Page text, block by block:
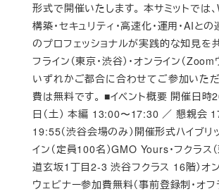
形式で開催いたします。 本サミットでは
構築・セキュリティ・高速化・運用・AIと
のプロフェッショナルが実践的な知見を
フライン（東京・渋谷）・オンライン（
いずれかご都合に合わせてご参加いただ
費は無料です。 ■イベント概要 開催日
日（土） 本編 13:00〜17:30 ／ 懇親会
19:55（渋谷会場のみ）開催形式ハイブリ
イン（定員100名）GMO Yours・フクラス
道玄坂1丁目2-3 渋谷フクラス 16階）オ
ウェビナー参加費無料（事前登録制・オ